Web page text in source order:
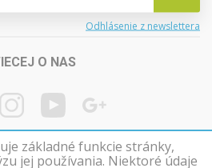
Odhlásenie z newslettera
O NAS
základné funkcie stránky,
jej používania. Niektoré údaje